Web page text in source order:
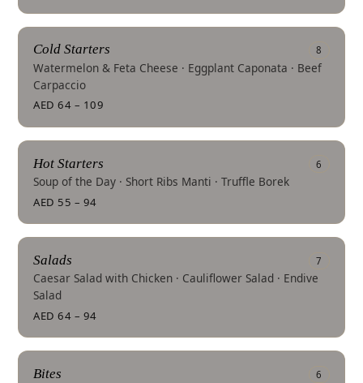
Cold Starters 8
Watermelon & Feta Cheese · Eggplant Caponata · Beef
Carpaccio
AED 64 – 109
Hot Starters 6
Soup of the Day · Short Ribs Manti · Truffle Borek
AED 55 – 94
Salads 7
Caesar Salad with Chicken · Cauliflower Salad · Endive
Salad
AED 64 – 94
Bites 6